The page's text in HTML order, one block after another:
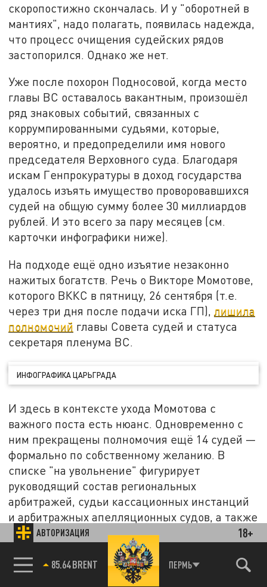
АВТОРИЗАЦИЯ 18+
85.64 BRENT ПЕРМЬ
скоропостижно скончалась. И у "оборотней в
мантиях", надо полагать, появилась надежда,
что процесс очищения судейских рядов
застопорился. Однако же нет.
Уже после похорон Подносовой, когда место
главы ВС оставалось вакантным, произошёл
ряд знаковых событий, связанных с
коррумпированными судьями, которые,
вероятно, и предопределили имя нового
председателя Верховного суда. Благодаря
искам Генпрокуратуры в доход государства
удалось изъять имущество проворовавшихся
судей на общую сумму более 30 миллиардов
рублей. И это всего за пару месяцев (см.
карточки инфографики ниже).
На подходе ещё одно изъятие незаконно
нажитых богатств. Речь о Викторе Момотове,
которого ВККС в пятницу, 26 сентября (т.е.
через три дня после подачи иска ГП),лишила
полномочий главы Совета судей и статуса
секретаря пленума ВС.
ИНФОГРАФИКА ЦАРЬГРАДА
И здесь в контексте ухода Момотова с
важного поста есть нюанс. Одновременно с
ним прекращены полномочия ещё 14 судей —
формально по собственному желанию. В
списке "на увольнение" фигурирует
руководящий состав региональных
арбитражей, судьи кассационных инстанций
и арбитражных апелляционных судов, а также
четверо зампредов региональных судов.
СКРИНШОТ СТРАНИЦЫ САЙТАVKKS.RU